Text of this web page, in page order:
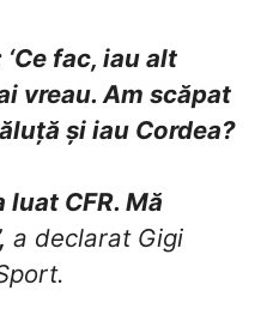
fac, iau alt
vreau. Am scăpat
și iau Cordea?
CFR. Mă
a declarat Gigi